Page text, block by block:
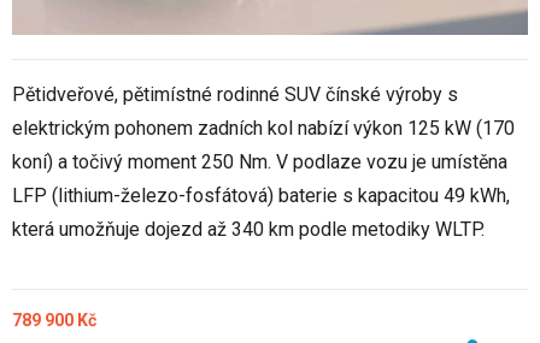
Pětidveřové, pětimístné rodinné SUV čínské výroby s
elektrickým pohonem zadních kol nabízí výkon 125 kW (170
koní) a točivý moment 250 Nm. V podlaze vozu je umístěna
LFP (lithium-železo-fosfátová) baterie s kapacitou 49 kWh,
která umožňuje dojezd až 340 km podle metodiky WLTP.
789 900 Kč